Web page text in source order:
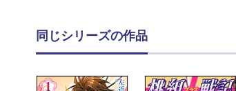
同じシリーズの作品